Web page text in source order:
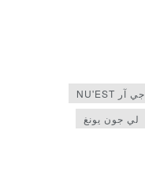
جي آر NU'EST
لي جون يونغ